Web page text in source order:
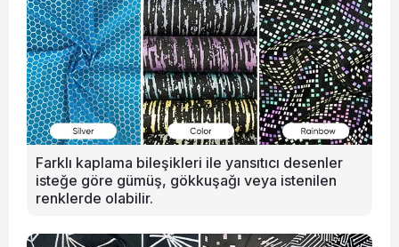
Farklı kaplama bileşikleri ile yansıtıcı desenler
isteğe göre gümüş, gökkuşağı veya istenilen
renklerde olabilir.